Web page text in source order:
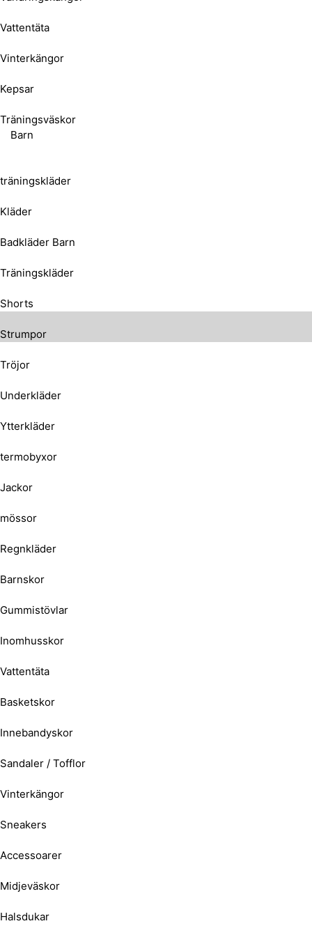
Vattentäta
Vinterkängor
Kepsar
Träningsväskor
Barn
träningskläder
Kläder
Badkläder Barn
Träningskläder
Shorts
Strumpor
Tröjor
Underkläder
Ytterkläder
termobyxor
Jackor
mössor
Regnkläder
Barnskor
Gummistövlar
Inomhusskor
Vattentäta
Basketskor
Innebandyskor
Sandaler / Tofflor
Vinterkängor
Sneakers
Accessoarer
Midjeväskor
Halsdukar